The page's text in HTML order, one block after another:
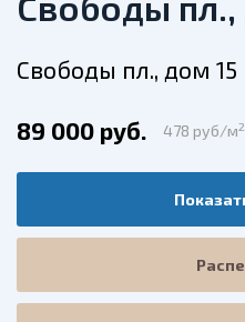
Свободы пл., дом 15
89 000 руб. 478 руб/м2